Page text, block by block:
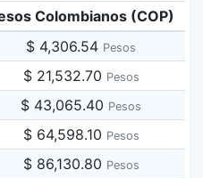
Colombianos (COP)
$ 4,306.54 Pesos
$ 21,532.70 Pesos
$ 43,065.40 Pesos
$ 64,598.10 Pesos
$ 86,130.80 Pesos